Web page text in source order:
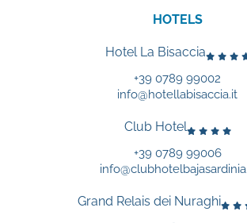
HOTELS
Hotel La Bisaccia
+39 0789 99002
info@hotellabisaccia.it
Club Hotel
+39 0789 99006
Grand Relais dei Nuraghi